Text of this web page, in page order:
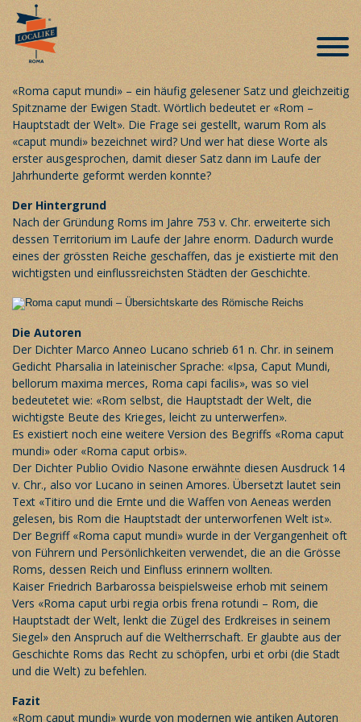
Roma caput mundi
Veröffentlicht am 26. April 2019
«Roma caput mundi» – ein häufig gelesener Satz und gleichzeitig
Spitzname der Ewigen Stadt. Wörtlich bedeutet er «Rom –
Hauptstadt der Welt». Die Frage sei gestellt, warum Rom als
«caput mundi» bezeichnet wird? Und wer hat diese Worte als
erster ausgesprochen, damit dieser Satz dann im Laufe der
Jahrhunderte geformt werden konnte?
Der Hintergrund
Nach der Gründung Roms im Jahre 753 v. Chr. erweiterte sich
dessen Territorium im Laufe der Jahre enorm. Dadurch wurde
eines der grössten Reiche geschaffen, das je existierte mit den
wichtigsten und einflussreichsten Städten der Geschichte.
Die Autoren
Der Dichter Marco Anneo Lucano schrieb 61 n. Chr. in seinem
Gedicht Pharsalia in lateinischer Sprache: «Ipsa, Caput Mundi,
bellorum maxima merces, Roma capi facilis», was so viel
bedeutetet wie: «Rom selbst, die Hauptstadt der Welt, die
wichtigste Beute des Krieges, leicht zu unterwerfen».
Es existiert noch eine weitere Version des Begriffs «Roma caput
mundi» oder «Roma caput orbis».
Der Dichter Publio Ovidio Nasone erwähnte diesen Ausdruck 14
v. Chr., also vor Lucano in seinen Amores. Übersetzt lautet sein
Text «Titiro und die Ernte und die Waffen von Aeneas werden
gelesen, bis Rom die Hauptstadt der unterworfenen Welt ist».
Der Begriff «Roma caput mundi» wurde in der Vergangenheit oft
von Führern und Persönlichkeiten verwendet, die an die Grösse
Roms, dessen Reich und Einfluss erinnern wollten.
Kaiser Friedrich Barbarossa beispielsweise erhob mit seinem
Vers «Roma caput urbi regia orbis frena rotundi – Rom, die
Hauptstadt der Welt, lenkt die Zügel des Erdkreises in seinem
Siegel» den Anspruch auf die Weltherrschaft. Er glaubte aus der
Geschichte Roms das Recht zu schöpfen, urbi et orbi (die Stadt
und die Welt) zu befehlen.
Fazit
«Rom caput mundi» wurde von modernen wie antiken Autoren